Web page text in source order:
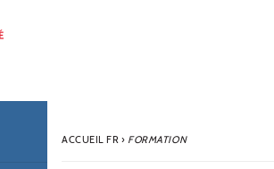
ACCUEIL FR› FORMATION